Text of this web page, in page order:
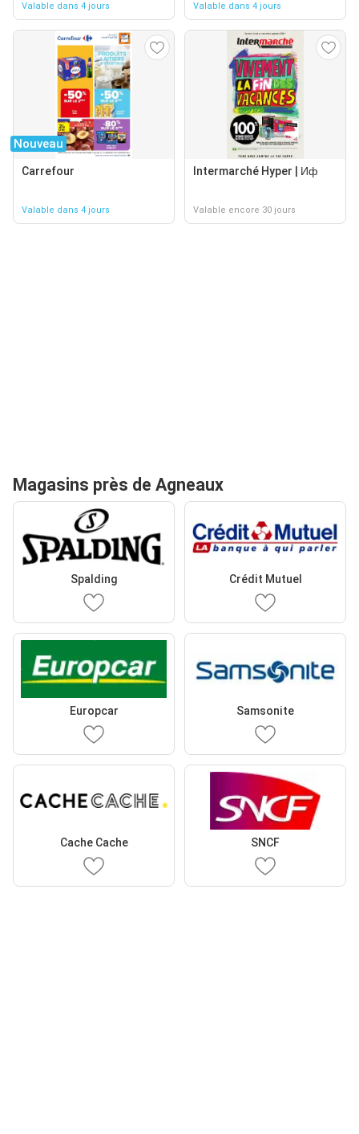
Valable dans 4 jours Valable dans 4 jours
Nouveau
Carrefour
Valable dans 4 jours
Intermarché Hyper | Иф
Valable encore 30 jours
Magasins près de Agneaux
Spalding Crédit Mutuel
Europcar Samsonite
Cache Cache SNCF